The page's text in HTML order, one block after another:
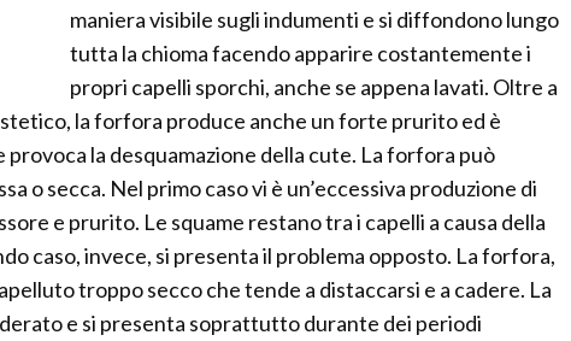
maniera visibile sugli indumenti e si diffondono lungo
tutta la chioma facendo apparire costantemente i
propri capelli sporchi, anche se appena lavati. Oltre a
la forfora produce anche un forte prurito ed è
la desquamazione della cute. La forfora può
o secca. Nel primo caso vi è un’eccessiva produzione di
e prurito. Le squame restano tra i capelli a causa della
caso, invece, si presenta il problema opposto. La forfora,
troppo secco che tende a distaccarsi e a cadere. La
e si presenta soprattutto durante dei periodi